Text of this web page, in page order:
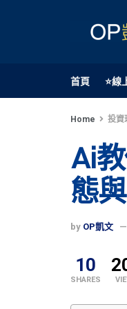
首頁 ⭐線
Home 投資
Ai
態
by OP凱文
10
SHARES